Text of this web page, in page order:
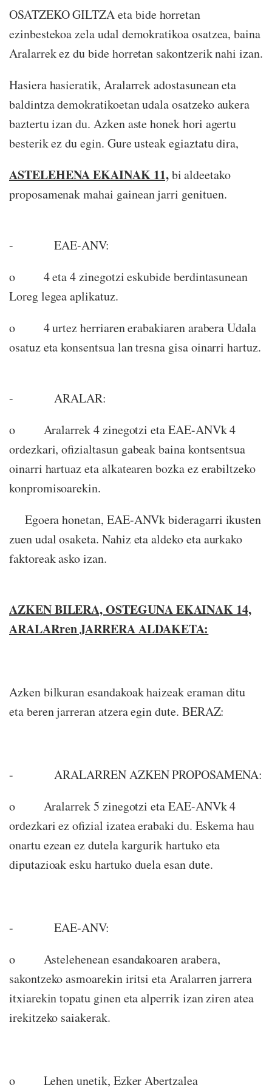
OSATZEKO GILTZA eta bide horretan
ezinbestekoa zela udal demokratikoa osatzea, baina
Aralarrek ez du bide horretan sakontzerik nahi izan.
Hasiera hasieratik, Aralarrek adostasunean eta
baldintza demokratikoetan udala osatzeko aukera
baztertu izan du. Azken aste honek hori agertu
besterik ez du egin. Gure usteak egiaztatu dira,
ASTELEHENA EKAINAK 11,bi aldeetako
proposamenak mahai gainean jarri genituen.
- EAE-ANV:
o 4 eta 4 zinegotzi eskubide berdintasunean
Loreg legea aplikatuz.
o 4 urtez herriaren erabakiaren arabera Udala
osatuz eta konsentsua lan tresna gisa oinarri hartuz.
- ARALAR:
o Aralarrek 4 zinegotzi eta EAE-ANVk 4
ordezkari, ofizialtasun gabeak baina kontsentsua
oinarri hartuaz eta alkatearen bozka ez erabiltzeko
konpromisoarekin.
Egoera honetan, EAE-ANVk bideragarri ikusten
zuen udal osaketa. Nahiz eta aldeko eta aurkako
faktoreak asko izan.
AZKEN BILERA, OSTEGUNA EKAINAK 14,
ARALARren JARRERA ALDAKETA:
Azken bilkuran esandakoak haizeak eraman ditu
eta beren jarreran atzera egin dute. BERAZ:
- ARALARREN AZKEN PROPOSAMENA:
o Aralarrek 5 zinegotzi eta EAE-ANVk 4
ordezkari ez ofizial izatea erabaki du. Eskema hau
onartu ezean ez dutela kargurik hartuko eta
diputazioak esku hartuko duela esan dute.
- EAE-ANV:
o Astelehenean esandakoaren arabera,
sakontzeko asmoarekin iritsi eta Aralarren jarrera
itxiarekin topatu ginen eta alperrik izan ziren atea
irekitzeko saiakerak.
o Lehen unetik, Ezker Abertzalea